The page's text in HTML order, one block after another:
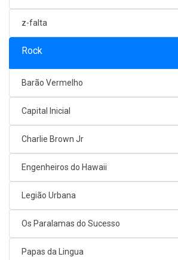
z-falta
Rock
Barão Vermelho
Capital Inicial
Charlie Brown Jr
Engenheiros do Hawaii
Legião Urbana
Os Paralamas do Sucesso
Papas da Lingua